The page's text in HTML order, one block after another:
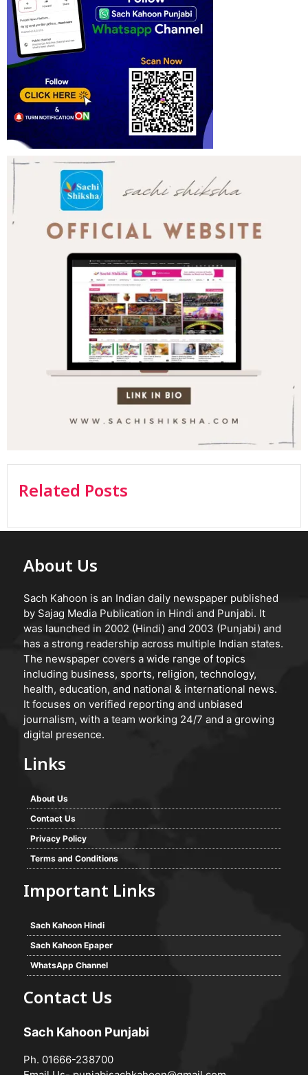
Related Posts
About Us
Sach Kahoon is an Indian daily newspaper published
by Sajag Media Publication in Hindi and Punjabi. It
was launched in 2002 (Hindi) and 2003 (Punjabi) and
has a strong readership across multiple Indian states.
The newspaper covers a wide range of topics
including business, sports, religion, technology,
health, education, and national & international news.
It focuses on verified reporting and unbiased
journalism, with a team working 24/7 and a growing
digital presence.
Links
About Us
Contact Us
Privacy Policy
Terms and Conditions
Important Links
Sach Kahoon Hindi
Sach Kahoon Epaper
WhatsApp Channel
Contact Us
Sach Kahoon Punjabi
Ph. 01666-238700